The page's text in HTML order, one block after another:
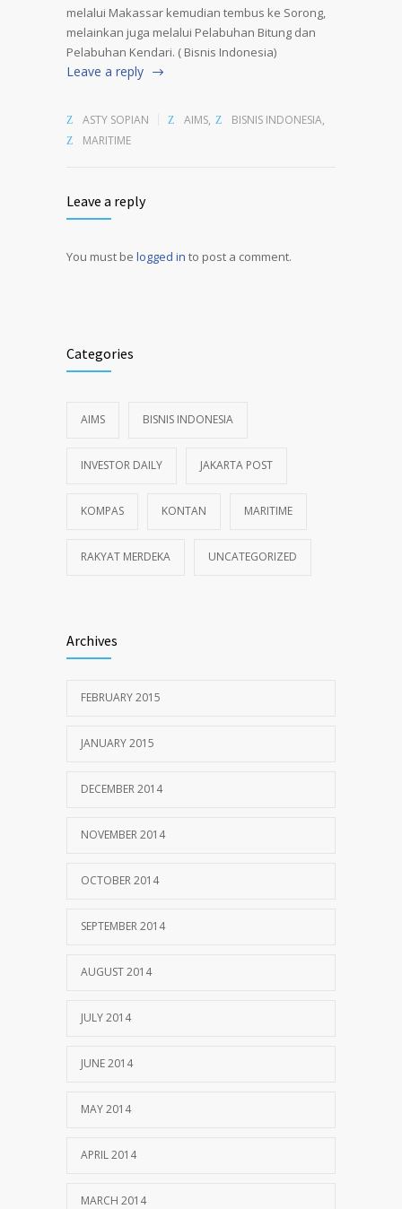
melalui Makassar kemudian tembus ke Sorong,
melainkan juga melalui Pelabuhan Bitung dan
Pelabuhan Kendari. ( Bisnis Indonesia)
Leave a reply
ASTY SOPIAN AIMS, BISNIS INDONESIA,
MARITIME
Leave a reply
You must be logged in to post a comment.
Categories
AIMS BISNIS INDONESIA
INVESTOR DAILY JAKARTA POST
KOMPAS KONTAN MARITIME
RAKYAT MERDEKA UNCATEGORIZED
Archives
FEBRUARY 2015
JANUARY 2015
DECEMBER 2014
NOVEMBER 2014
OCTOBER 2014
SEPTEMBER 2014
AUGUST 2014
JULY 2014
JUNE 2014
MAY 2014
APRIL 2014
MARCH 2014